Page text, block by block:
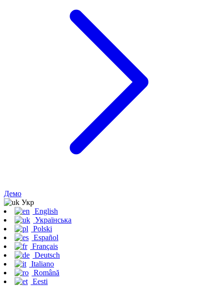
Демо
Укр
English
Українська
Polski
Español
Français
Deutsch
Italiano
Română
Eesti